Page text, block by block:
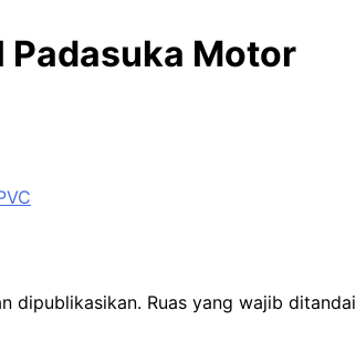
Padasuka Motor
dipublikasikan. Ruas yang wajib ditandai